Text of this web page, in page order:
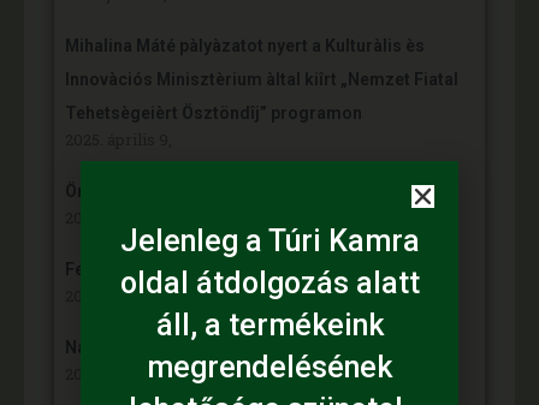
Mihalina Máté pàlyàzatot nyert a Kulturàlis ès
Innovàciós Minisztèrium àltal kiîrt „Nemzet Fiatal
Tehetsègeièrt Ösztöndîj” programon
Örömünnep a Fehér tanyán
Felgyulladt a fény Murányi Éva tanyáján
2024. november 13,
Napelem került az Adamcsik tanyára
2024. november 5,
Jelenleg a Túri Kamra
oldal átdolgozás alatt
áll, a termékeink
megrendelésének